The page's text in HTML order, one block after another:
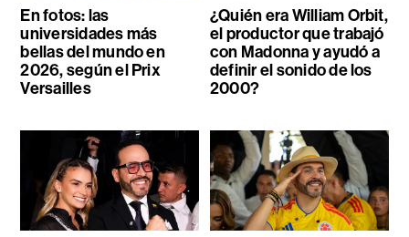
En fotos: las
universidades más
bellas del mundo en
2026, según el Prix
Versailles
¿Quién era William Orbit,
el productor que trabajó
con Madonna y ayudó a
definir el sonido de los
2000?